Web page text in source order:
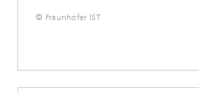
© Fraunhofer IST